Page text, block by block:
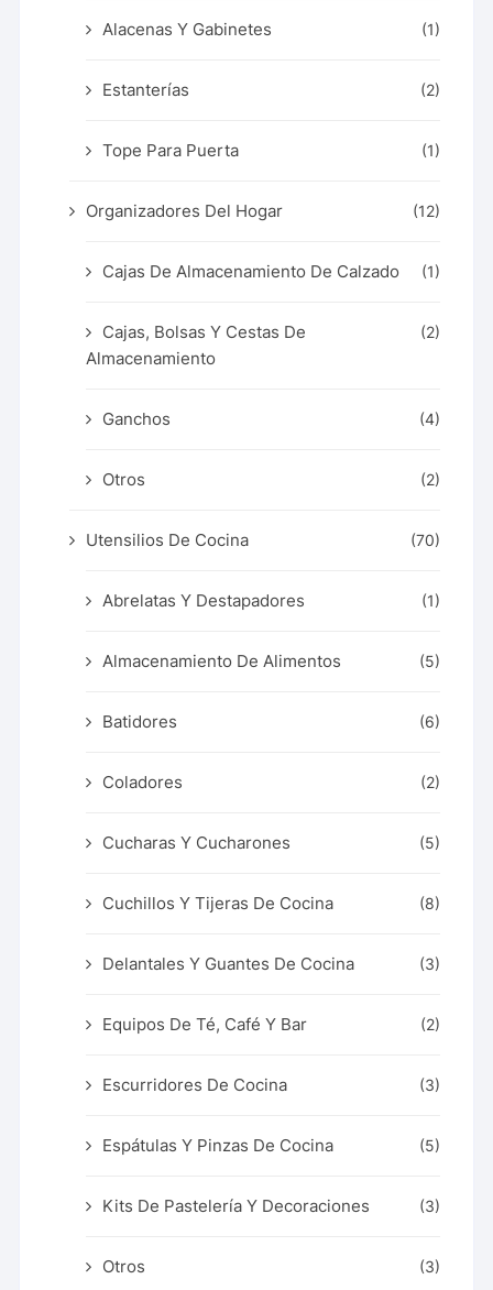
Alacenas Y Gabinetes (1)
Estanterías (2)
Tope Para Puerta (1)
Organizadores Del Hogar (12)
Cajas De Almacenamiento De Calzado (1)
Cajas, Bolsas Y Cestas De
Almacenamiento
(2)
Ganchos (4)
Otros (2)
Utensilios De Cocina (70)
Abrelatas Y Destapadores (1)
Almacenamiento De Alimentos (5)
Batidores (6)
Coladores (2)
Cucharas Y Cucharones (5)
Cuchillos Y Tijeras De Cocina (8)
Delantales Y Guantes De Cocina (3)
Equipos De Té, Café Y Bar (2)
Escurridores De Cocina (3)
Espátulas Y Pinzas De Cocina (5)
Kits De Pastelería Y Decoraciones (3)
Otros (3)